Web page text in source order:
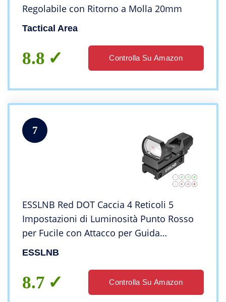
Regolabile con Ritorno a Molla 20mm
Tactical Area
8.8 Controlla Su Amazon
7
ESSLNB Red DOT Caccia 4 Reticoli 5
Impostazioni di Luminosità Punto Rosso
per Fucile con Attacco per Guida
Weaver/Picatinny da 20 mm/ 22 mm
ESSLNB
8.7 Controlla Su Amazon